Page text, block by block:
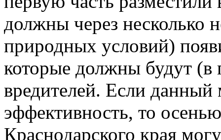
должны через несколько
природных условий)
которые должны будут (в
вредителей. Если
эффективность, то
Краснодарского края